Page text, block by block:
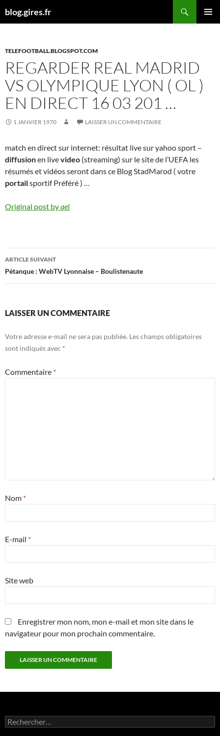
aublog.gires.fr
TELEFOOTBALL.BLOGSPOT.COM
REGARDER REAL MADRID
VS OLYMPIQUE LYON ( OL )
EN DIRECT 16 03 201 …
1 JANVIER 1970 LAISSER UN COMMENTAIRE
match en direct sur internet: résultat live sur yahoo sport –
diffusionen livevideo (streaming) sur le site de l’UEFA les
résumés et vidéos seront dans ce Blog StadMarod ( votre
portailsportif Préféré ) …
Original post byael
Navigation
des
ARTICLE SUIVANT
Pétanque : WebTV Lyonnaise – Boulistenaute
LAISSER UN COMMENTAIRE
Votre adresse e-mail ne sera pas publiée. Les champs obligatoires
sont indiqués avec *
Commentaire *
Nom *
E-mail *
Site web
Enregistrer mon nom, mon e-mail et mon site dans le
navigateur pour mon prochain commentaire.
Rechercher :